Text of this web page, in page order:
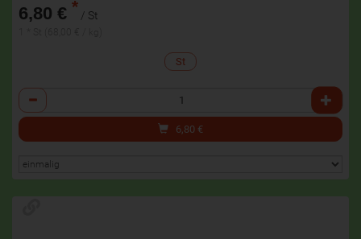
6,80 € * / St
St
Anzahl
6,80 €